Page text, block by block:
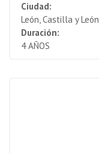
Ciudad:
León, Castilla y León
Duración:
4 AÑOS